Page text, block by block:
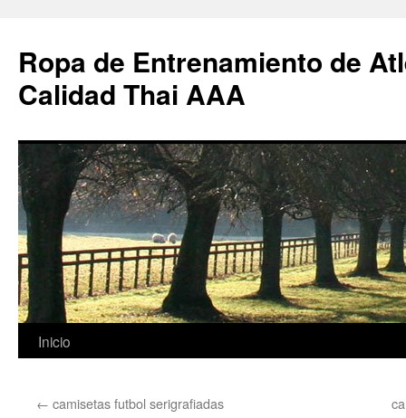
Ropa de Entrenamiento de
Calidad Thai AAA
Saltar
contenido
Inicio
← camisetas futbol serigrafiadas